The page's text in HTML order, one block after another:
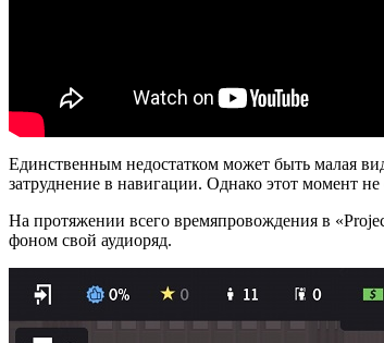
Единственным недостатком может быть малая
затруднение в навигации. Однако этот момент
На протяжении всего времяпровождения в
фоном свой аудиоряд.